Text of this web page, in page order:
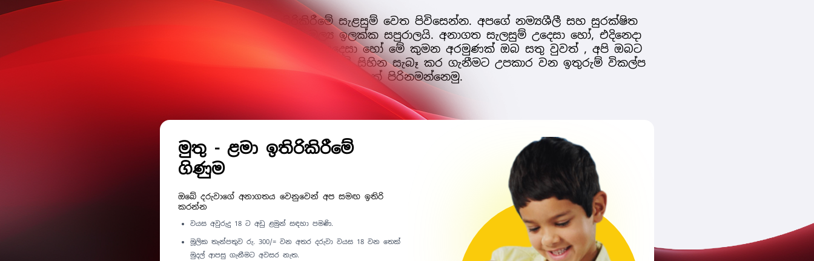
SINGER FINANCE ඉතිරිකිරීමේ සැළසුම් වෙත පිවිසෙන්න. අපගේ නම්‍යශීලී සහ සුරක්ෂිත
ඉතිරිකිරීමේ ගිණුම් ඔබේ මූල්‍ය ඉලක්ක සපුරාලයි. අනාගත සැලසුම් උදෙසා හෝ, එදිනෙදා
මුදල් කළමනාකරණය කිරීම උදෙසා හෝ මේ කුමන අරමුණක් ඔබ සතු වුවත් , අපි ඔබට
විශ්වාසයෙන් සහ පහසුවෙන් ඔබේ සිහින සැබෑ කර ගැනීමට උපකාර වන ඉතුරුම් විකල්ප
රැසක් පිරිනමන්නෙමු.
මුතු - ළමා ඉතිරිකිරීමේ
ගිණුම
ඔබේ දරුවාගේ අනාගතය වෙනුවෙන් අප සමඟ ඉතිරි
කරන්න
වයස අවුරුදු 18 ට අඩු ළමුන් සඳහා පමණි.
මූලික තැන්පතුව රු. 300/= වන අතර දරුවා වයස 18 වන තෙක්
මුදල් ආපසු ගැනීමට අවසර නැත.